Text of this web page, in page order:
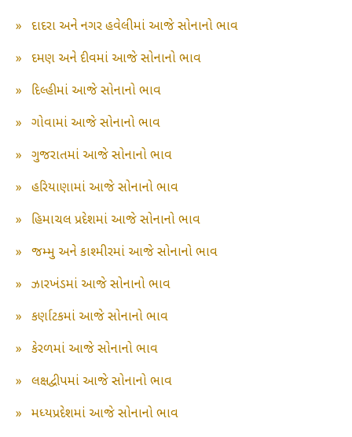
»
દાદરા અને નગર હવેલીમાં આજે સોનાનો ભાવ
»
દમણ અને દીવમાં આજે સોનાનો ભાવ
»
દિલ્હીમાં આજે સોનાનો ભાવ
»
ગોવામાં આજે સોનાનો ભાવ
»
ગુજરાતમાં આજે સોનાનો ભાવ
»
હરિયાણામાં આજે સોનાનો ભાવ
»
હિમાચલ પ્રદેશમાં આજે સોનાનો ભાવ
»
જમ્મુ અને કાશ્મીરમાં આજે સોનાનો ભાવ
»
ઝારખંડમાં આજે સોનાનો ભાવ
»
કર્ણાટકમાં આજે સોનાનો ભાવ
»
કેરળમાં આજે સોનાનો ભાવ
»
લક્ષદ્વીપમાં આજે સોનાનો ભાવ
»
મધ્યપ્રદેશમાં આજે સોનાનો ભાવ